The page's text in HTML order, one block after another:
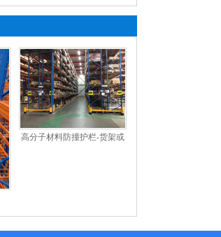
高分子材料防撞护栏-货架或